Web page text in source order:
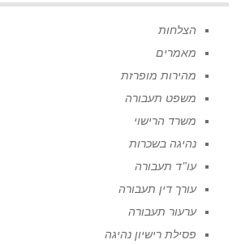
הצלחות
מאמרים
מהירות מופרזת
משפט תעבורה
משרד הרישוי
נהיגה בשכרות
עו"ד תעבורה
עורך דין תעבורה
ערעור תעבורה
פסילת רישיון נהיגה